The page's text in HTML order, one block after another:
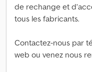
de rechange et
tous les fabricants.
Contactez-nous par
web ou venez nous